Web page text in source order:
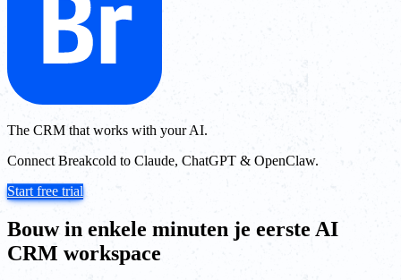
The CRM that works with your AI.
Connect Breakcold to Claude, ChatGPT & OpenClaw.
Start free trial
Bouw in enkele minuten je eerste AI
CRM workspace